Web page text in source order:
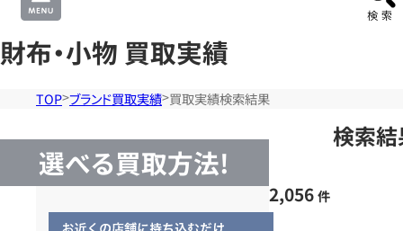
財布・小物 買取実績
TOP ブランド買取実績 買取実績検索結果
選べる買取方法!
検索
2,056 件